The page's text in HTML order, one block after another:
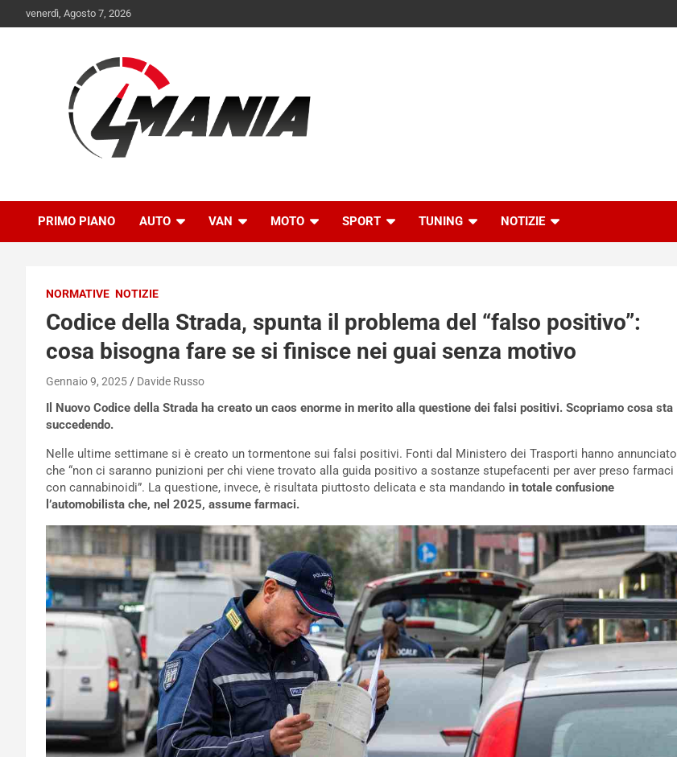
to
venerdì, Agosto 7, 2026
QuattroMania
PRIMO PIANO AUTO VAN MOTO SPORT TUNING NOTIZIE
NORMATIVE NOTIZIE
Codice della Strada, spunta il problema del “falso positivo”:
cosa bisogna fare se si finisce nei guai senza motivo
Gennaio 9, 2025 Davide Russo
Il Nuovo Codice della Strada ha creato un caos enorme in merito alla questione dei falsi positivi. Scopriamo cosa sta
succedendo.
Nelle ultime settimane si è creato un tormentone sui falsi positivi. Fonti dal Ministero dei Trasporti hanno annunciato
che “non ci saranno punizioni per chi viene trovato alla guida positivo a sostanze stupefacenti per aver preso farmaci
con cannabinoidi”. La questione, invece, è risultata piuttosto delicata e sta mandando in totale confusione
l’automobilista che, nel 2025, assume farmaci.